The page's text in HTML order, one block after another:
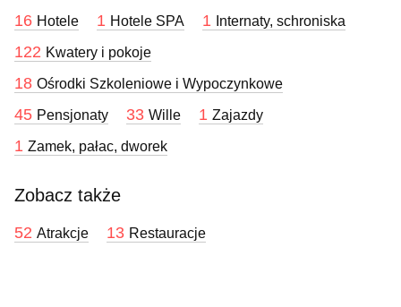
16 Hotele 1 Hotele SPA 1 Internaty, schroniska
122 Kwatery i pokoje
18 Ośrodki Szkoleniowe i Wypoczynkowe
45 Pensjonaty 33 Wille 1 Zajazdy
1 Zamek, pałac, dworek
Zobacz także
52 Atrakcje 13 Restauracje